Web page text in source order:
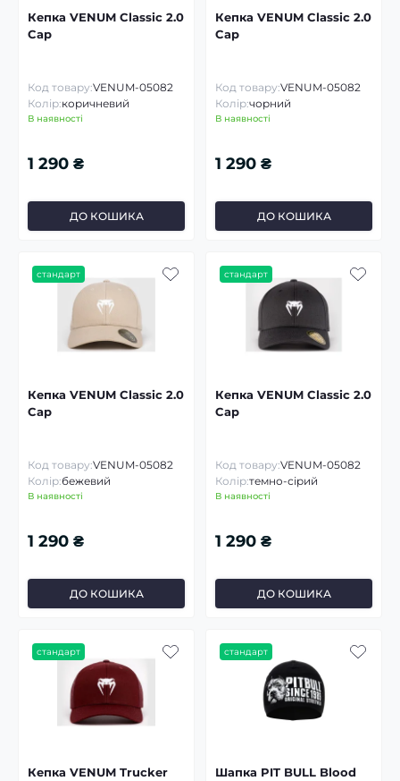
Кепка VENUM Classic 2.0
Cap
Код товару:VENUM-05082
Колір:коричневий
В наявності
1 290 ₴
ДО КОШИКА
Кепка VENUM Classic 2.0
Cap
Код товару:VENUM-05082
Колір:чорний
В наявності
1 290 ₴
ДО КОШИКА
стандарт
Кепка VENUM Classic 2.0
Cap
Код товару:VENUM-05082
Колір:бежевий
В наявності
1 290 ₴
ДО КОШИКА
стандарт
Кепка VENUM Classic 2.0
Cap
Код товару:VENUM-05082
Колір:темно-сірий
В наявності
1 290 ₴
ДО КОШИКА
стандарт
Кепка VENUM Trucker
стандарт
Шапка PIT BULL Blood